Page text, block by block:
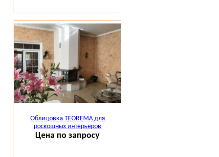
Облицовка TEOREMA для
роскошных интерьеров
Цена по запросу